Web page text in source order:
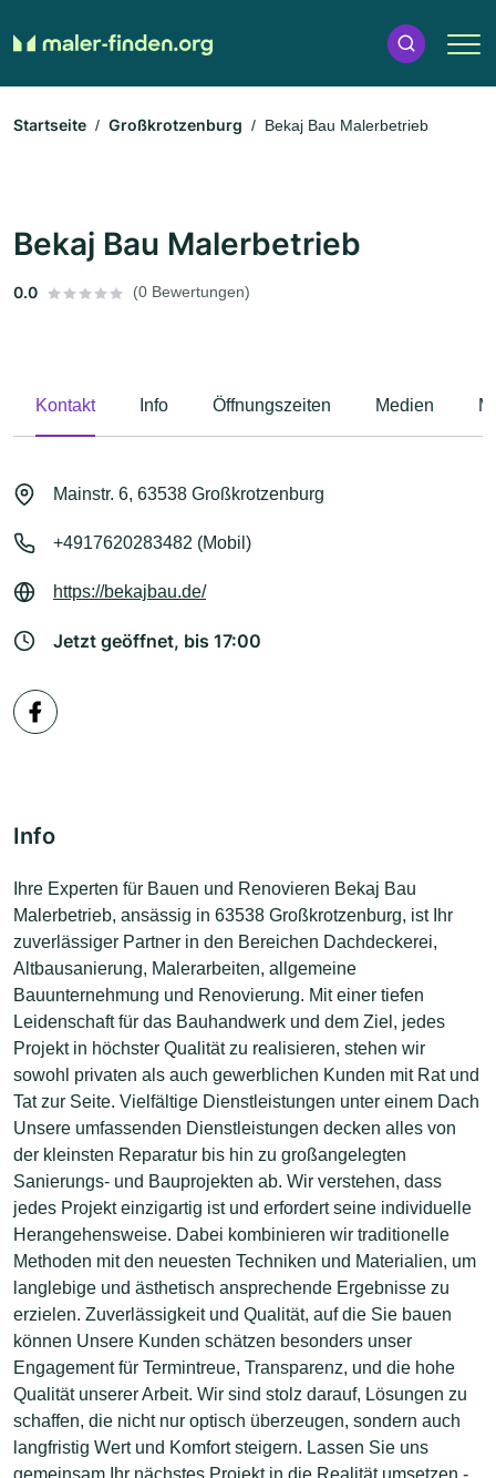
Startseite Großkrotzenburg Bekaj Bau Malerbetrieb
Bekaj Bau Malerbetrieb
0.0 (0 Bewertungen)
Kontakt Info Öffnungszeiten Medien
Mainstr. 6, 63538 Großkrotzenburg
+4917620283482 (Mobil)
https://bekajbau.de/
Jetzt geöffnet, bis 17:00
Info
Ihre Experten für Bauen und Renovieren Bekaj Bau
Malerbetrieb, ansässig in 63538 Großkrotzenburg, ist Ihr
zuverlässiger Partner in den Bereichen Dachdeckerei,
Altbausanierung, Malerarbeiten, allgemeine
Bauunternehmung und Renovierung. Mit einer tiefen
Leidenschaft für das Bauhandwerk und dem Ziel, jedes
Projekt in höchster Qualität zu realisieren, stehen wir
sowohl privaten als auch gewerblichen Kunden mit Rat und
Tat zur Seite. Vielfältige Dienstleistungen unter einem Dach
Unsere umfassenden Dienstleistungen decken alles von
der kleinsten Reparatur bis hin zu großangelegten
Sanierungs- und Bauprojekten ab. Wir verstehen, dass
jedes Projekt einzigartig ist und erfordert seine individuelle
Herangehensweise. Dabei kombinieren wir traditionelle
Methoden mit den neuesten Techniken und Materialien, um
langlebige und ästhetisch ansprechende Ergebnisse zu
erzielen. Zuverlässigkeit und Qualität, auf die Sie bauen
können Unsere Kunden schätzen besonders unser
Engagement für Termintreue, Transparenz, und die hohe
Qualität unserer Arbeit. Wir sind stolz darauf, Lösungen zu
schaffen, die nicht nur optisch überzeugen, sondern auch
langfristig Wert und Komfort steigern. Lassen Sie uns